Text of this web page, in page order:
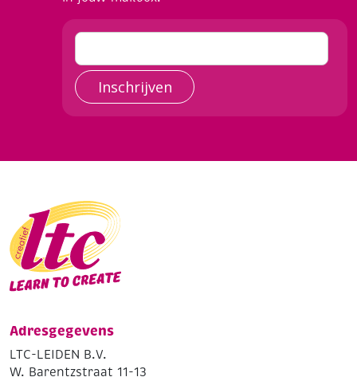
Inschrijven
Adresgegevens
LTC-LEIDEN B.V.
W. Barentzstraat 11-13